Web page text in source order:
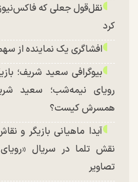
نقل‌قول جعلی که
کرد
افشاگری یک نماینده از
بیوگرافی سعید شریف؛
رویای نیمه‌شب؛ سعید
همسرش کیست؟
آیدا ماهیانی بازیگر و
نقش تلما در سریال
تصاویر